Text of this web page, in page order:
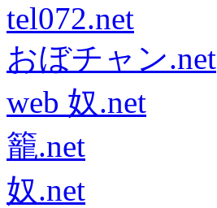
tel072.net
おぼチャン.net
web 奴.net
籠.net
奴.net